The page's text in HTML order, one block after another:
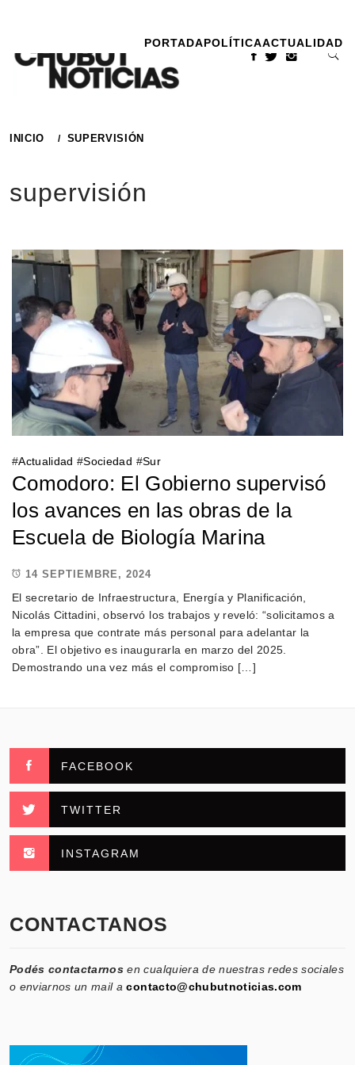
contenido
PORTADAPOLÍTICAACTUALIDAD
INICIO SUPERVISIÓN
supervisión
#Actualidad #Sociedad #Sur
Comodoro: El Gobierno supervisó
los avances en las obras de la
Escuela de Biología Marina
14 SEPTIEMBRE, 2024
El secretario de Infraestructura, Energía y Planificación,
Nicolás Cittadini, observó los trabajos y reveló: “solicitamos a
la empresa que contrate más personal para adelantar la
obra”. El objetivo es inaugurarla en marzo del 2025.
Demostrando una vez más el compromiso […]
FACEBOOK
TWITTER
INSTAGRAM
CONTACTANOS
Podés contactarnos en cualquiera de nuestras redes sociales
o enviarnos un mail acontacto@chubutnoticias.com